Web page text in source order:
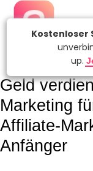
Geld
Marketing
Affiliate-
Anfänger